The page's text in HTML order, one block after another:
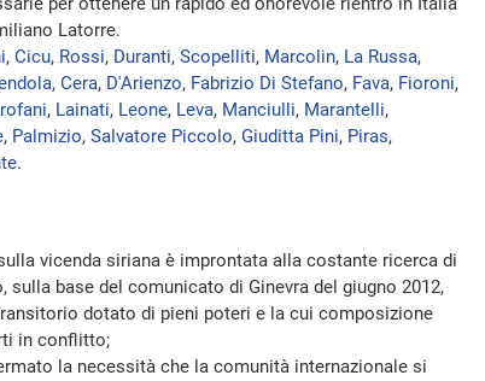
Latorre.
, Cicu, Rossi, Duranti, Scopelliti, Marcolin, La Russa,
, Cera, D'Arienzo, Fabrizio Di Stefano, Fava, Fioroni,
, Lainati, Leone, Leva, Manciulli, Marantelli,
, Palmizio, Salvatore Piccolo, Giuditta Pini, Piras,
.
siriana è improntata alla costante ricerca di
base del comunicato di Ginevra del giugno 2012,
dotato di pieni poteri e la cui composizione
in conflitto;
la necessità che la comunità internazionale si